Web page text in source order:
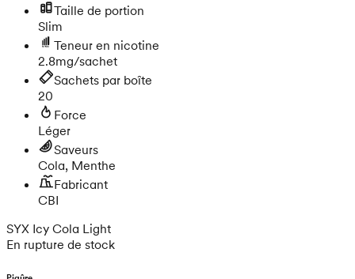
Taille de portion
Slim
Teneur en nicotine
2.8mg/sachet
Sachets par boîte
20
Force
Léger
Saveurs
Cola, Menthe
Fabricant
CBI
SYX Icy Cola Light
En rupture de stock